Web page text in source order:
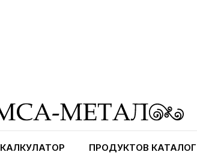
КАЛКУЛАТОР ПРОДУКТОВ КАТАЛОГ